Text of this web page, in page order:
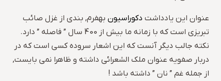
عنوان این یادداشت دکوراسیون بهفرم, بندی از غزل صائب
تبریزی است که با زمانه ما بیش از 400 سال ” فاصله ” دارد.
نکته جالب دیگر آنست که این اشعار سروده کسی است که در
دربار صفویه عنوان ملک الشعرائی داشته و ظاهرا نمی بایست,
از جمله غم ” نان ” داشته باشد !